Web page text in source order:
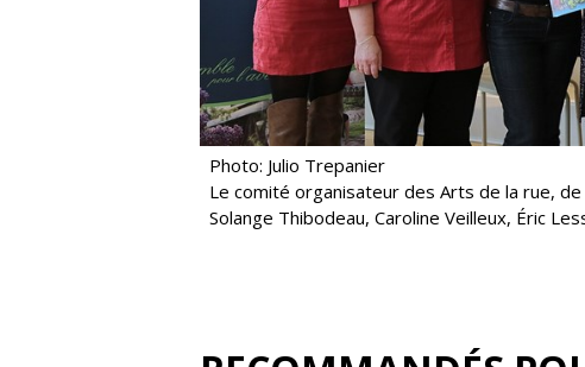
Photo: Julio Trepanier
Le comité organisateur des Arts de la rue,
Solange Thibodeau, Caroline Veilleux, Éric